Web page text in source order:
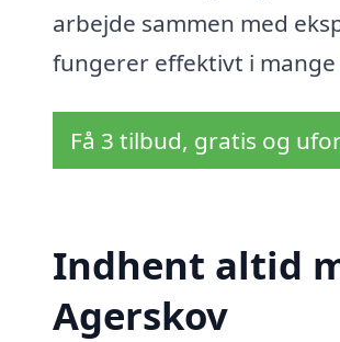
arbejde sammen med
fungerer effektivt i
Få 3 tilbud, gratis og
Indhent altid
Agerskov